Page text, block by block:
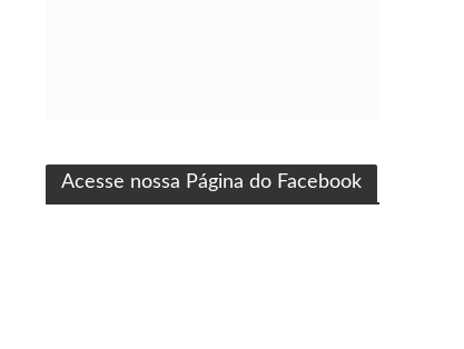
Acesse nossa Página do Facebook